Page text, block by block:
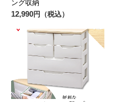
ング収納
12,990円（税込）